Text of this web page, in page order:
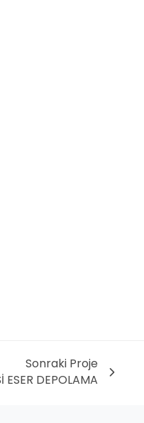
Sonraki Proje
ESER DEPOLAMA